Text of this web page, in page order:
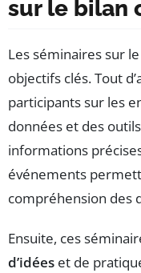
sur le bilan
Les séminaires sur
objectifs clés. Tout
participants sur les
données et des
informations
événements
compréhension des
Ensuite, ces
d’idées et de